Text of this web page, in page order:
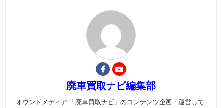
廃車買取ナビ編集部
オウンドメディア 「廃車買取ナビ」のコンテンツ企画・運営して